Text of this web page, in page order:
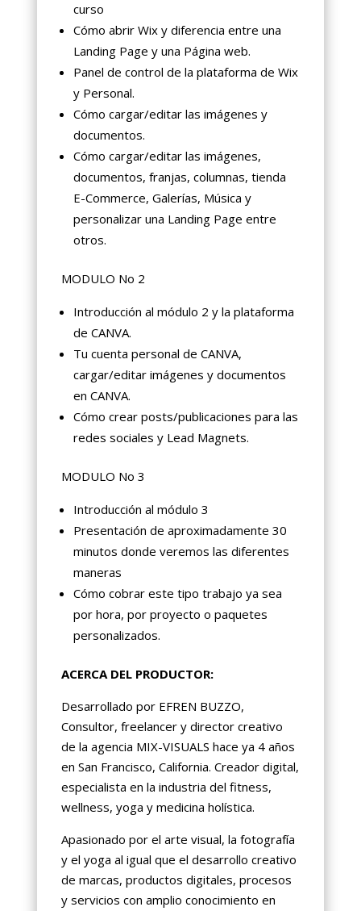
curso
Cómo abrir Wix y diferencia entre una
Landing Page y una Página web.
Panel de control de la plataforma de Wix
y Personal.
Cómo cargar/editar las imágenes y
documentos.
Cómo cargar/editar las imágenes,
documentos, franjas, columnas, tienda
E-Commerce, Galerías, Música y
personalizar una Landing Page entre
otros.
MODULO No 2
Introducción al módulo 2 y la plataforma
de CANVA.
Tu cuenta personal de CANVA,
cargar/editar imágenes y documentos
en CANVA.
Cómo crear posts/publicaciones para las
redes sociales y Lead Magnets.
MODULO No 3
Introducción al módulo 3
Presentación de aproximadamente 30
minutos donde veremos las diferentes
maneras
Cómo cobrar este tipo trabajo ya sea
por hora, por proyecto o paquetes
personalizados.
ACERCA DEL PRODUCTOR:
Desarrollado por EFREN BUZZO,
Consultor, freelancer y director creativo
de la agencia MIX-VISUALS hace ya 4 años
en San Francisco, California. Creador digital,
especialista en la industria del fitness,
wellness, yoga y medicina holística.
Apasionado por el arte visual, la fotografía
y el yoga al igual que el desarrollo creativo
de marcas, productos digitales, procesos
y servicios con amplio conocimiento en